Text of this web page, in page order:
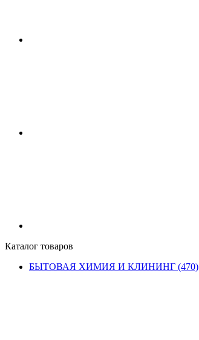
Каталог товаров
БЫТОВАЯ ХИМИЯ И КЛИНИНГ (470)